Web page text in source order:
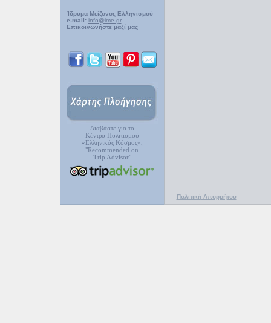
Ίδρυμα Μείζονος Ελληνισμού
e-mail: info@ime.gr
Επικοινωνήστε μαζί μας
Διαβάστε για το
Κέντρο Πολιτισμού
«Ελληνικός Κόσμος»,
"Recommended on
Trip Advisor"
Πολιτική Απορρήτου